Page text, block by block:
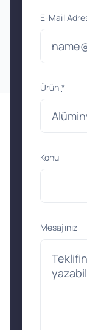
E-Mail
Ürün *
Konu
Mesajınız